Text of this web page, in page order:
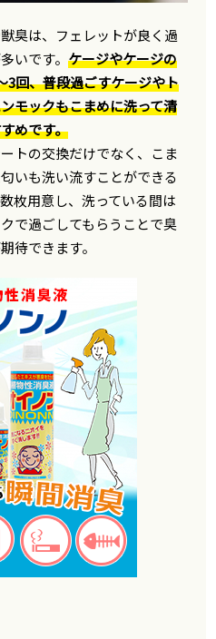
臭は、フェレットが良く過
いです。ケージやケージの
3回、普段過ごすケージやト
モックもこまめに洗って清
めです。
トの交換だけでなく、こま
いも洗い流すことができる
枚用意し、洗っている間は
で過ごしてもらうことで臭
待できます。